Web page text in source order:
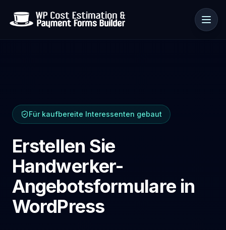
Ressourcen
🇩🇪
Für kaufbereite Interessenten gebaut
Erstellen Sie
Handwerker-
Angebotsformulare in
WordPress